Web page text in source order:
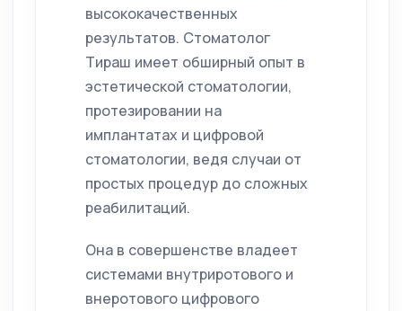
высококачественных
результатов. Стоматолог
Тираш имеет обширный опыт в
эстетической стоматологии,
протезировании на
имплантатах и цифровой
стоматологии, ведя случаи от
простых процедур до сложных
реабилитаций.
Она в совершенстве владеет
системами внутриротового и
внеротового цифрового